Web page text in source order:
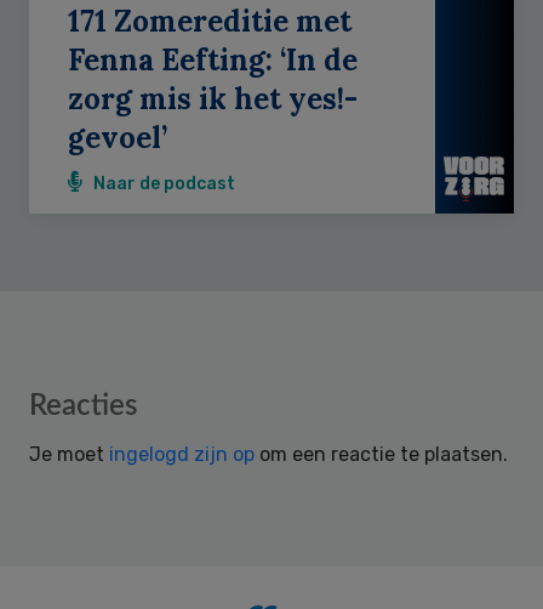
171 Zomereditie met
Fenna Eefting: ‘In de
zorg mis ik het yes!-
gevoel’
Naar de podcast
Reader
Reacties
Je moet ingelogd zijn op om een reactie te plaatsen.